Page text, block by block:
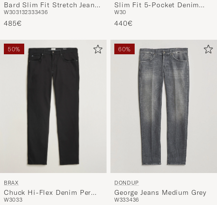
Bard Slim Fit Stretch Jeans
Light Grey
W303132333436
485€
Slim Fit 5-Pocket Denim
Ridgway Wash
W30
440€
50%
BRAX
Chuck Hi-Flex Denim Perma
Black
W3033
60%
DONDUP
George Jeans Medium Grey
W333436